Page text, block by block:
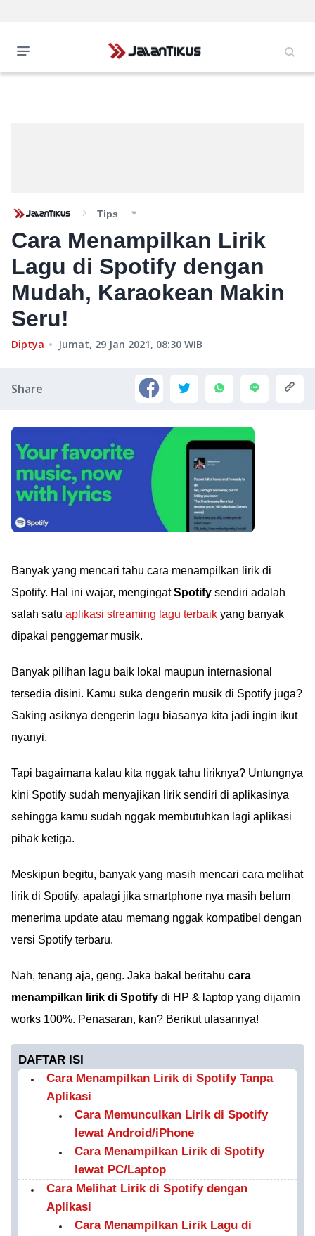
Tips
Cara Menampilkan Lirik
Lagu di Spotify dengan
Mudah, Karaokean Makin
Seru!
Diptya Jumat, 29 Jan 2021, 08:30 WIB
Share
Banyak yang mencari tahu cara menampilkan lirik di
Spotify. Hal ini wajar, mengingatSpotify sendiri adalah
salah satu aplikasi streaming lagu terbaik yang banyak
dipakai penggemar musik.
Banyak pilihan lagu baik lokal maupun internasional
tersedia disini. Kamu suka dengerin musik di Spotify juga?
Saking asiknya dengerin lagu biasanya kita jadi ingin ikut
nyanyi.
Tapi bagaimana kalau kita nggak tahu liriknya? Untungnya
kini Spotify sudah menyajikan lirik sendiri di aplikasinya
sehingga kamu sudah nggak membutuhkan lagi aplikasi
pihak ketiga.
Meskipun begitu, banyak yang masih mencari cara melihat
lirik di Spotify, apalagi jika smartphone nya masih belum
menerima update atau memang nggak kompatibel dengan
versi Spotify terbaru.
Nah, tenang aja, geng. Jaka bakal beritahu cara
menampilkan lirik di Spotify di HP & laptop yang dijamin
works 100%. Penasaran, kan? Berikut ulasannya!
DAFTAR ISI
Cara Menampilkan Lirik di Spotify Tanpa
Aplikasi
Cara Memunculkan Lirik di Spotify
lewat Android/iPhone
Cara Menampilkan Lirik di Spotify
lewat PC/Laptop
Cara Melihat Lirik di Spotify dengan
Aplikasi
Cara Menampilkan Lirik Lagu di